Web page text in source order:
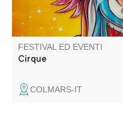
FESTIVAL ED EVENTI
Cirque
COLMARS-IT